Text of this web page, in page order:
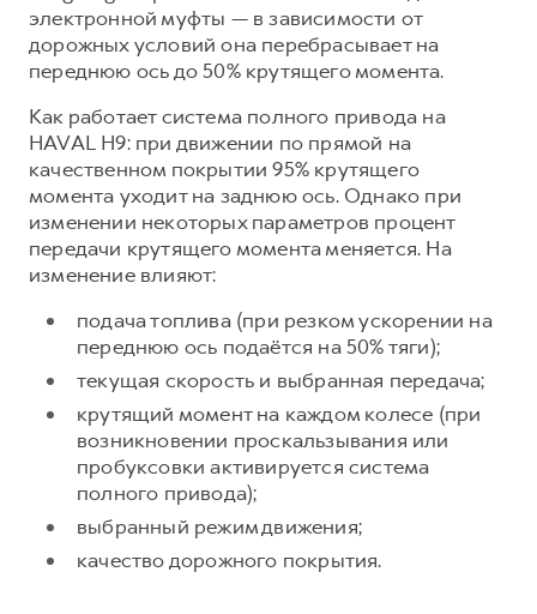
электронной муфты — в зависимости от
дорожных условий она перебрасывает на
переднюю ось до 50% крутящего момента.
Как работает система полного привода на
HAVAL H9: при движении по прямой на
качественном покрытии 95% крутящего
момента уходит на заднюю ось. Однако при
изменении некоторых параметров процент
передачи крутящего момента меняется. На
изменение влияют:
подача топлива (при резком ускорении на
переднюю ось подаётся на 50% тяги);
текущая скорость и выбранная передача;
крутящий момент на каждом колесе (при
возникновении проскальзывания или
пробуксовки активируется система
полного привода);
выбранный режим движения;
качество дорожного покрытия.